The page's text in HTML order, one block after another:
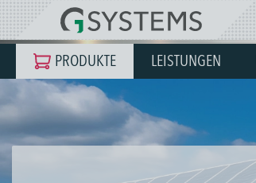
Zur Hauptnavigation springen
PRODUKTE LEISTUNGEN